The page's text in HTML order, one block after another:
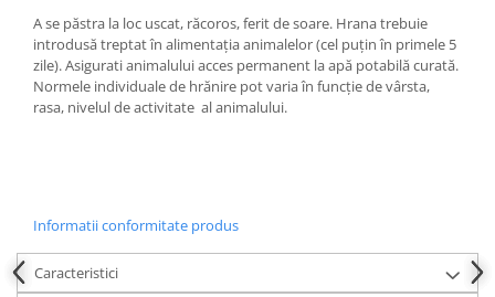
A se păstra la loc uscat, răcoros, ferit de soare. Hrana trebuie
introdusă treptat în alimentația animalelor (cel puțin în primele 5
zile). Asigurati animalului acces permanent la apă potabilă curată.
Normele individuale de hrănire pot varia în funcție de vârsta,
rasa, nivelul de activitate al animalului.
Informatii conformitate produs
Caracteristici